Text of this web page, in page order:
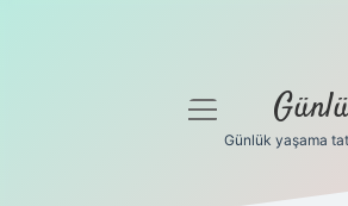
menüyü
Günlük yaşama